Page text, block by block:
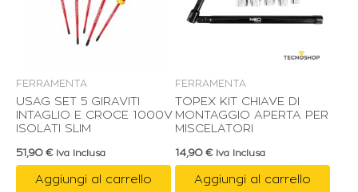
FERRAMENTA
USAG SET 5 GIRAVITI
INTAGLIO E CROCE 1000V
ISOLATI SLIM
51,90 € Iva Inclusa
Aggiungi al carrello
FERRAMENTA
TOPEX KIT CHIAVE DI
MONTAGGIO APERTA PER
MISCELATORI
14,90 € Iva Inclusa
Aggiungi al carrello